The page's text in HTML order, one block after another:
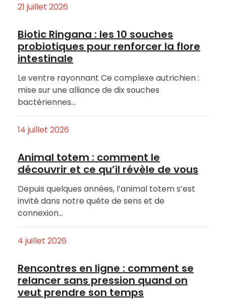
21 juillet 2026
Biotic Ringana : les 10 souches
probiotiques pour renforcer la flore
intestinale
Le ventre rayonnant Ce complexe autrichien :
mise sur une alliance de dix souches
bactériennes…
14 juillet 2026
Animal totem : comment le
découvrir et ce qu’il révèle de vous
Depuis quelques années, l’animal totem s’est
invité dans notre quête de sens et de
connexion…
4 juillet 2026
Rencontres en ligne : comment se
relancer sans pression quand on
veut prendre son temps